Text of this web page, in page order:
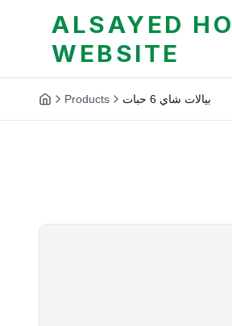
ALSAYED
WEBSITE
Products بيالات شاي 6 حبات